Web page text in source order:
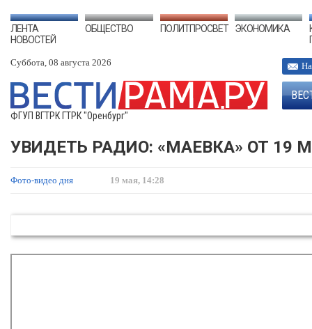
ЛЕНТА
НОВОСТЕЙ
ОБЩЕСТВО ПОЛИТПРОСВЕТ ЭКОНОМИКА
Суббота, 08 августа 2026
ФГУП ВГТРК ГТРК "Оренбург"
УВИДЕТЬ РАДИО: «МАЕВКА» ОТ 19
Фото-видео дня 19 мая, 14:28